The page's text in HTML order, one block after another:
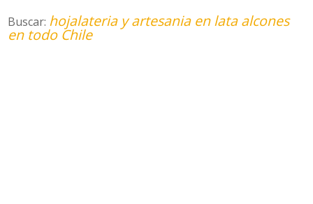
Buscar: hojalateria y artesania en lata alcones
en todo Chile